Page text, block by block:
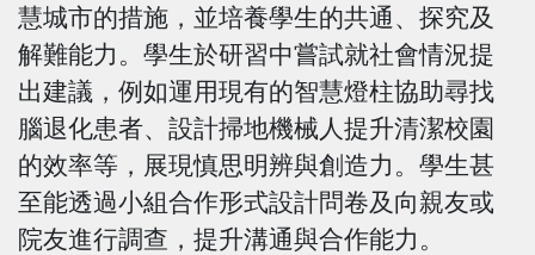
慧城市的措施，並培養學生的共通、探究及
解難能力。學生於研習中嘗試就社會情況提
出建議，例如運用現有的智慧燈柱協助尋找
腦退化患者、設計掃地機械人提升清潔校園
的效率等，展現慎思明辨與創造力。學生甚
至能透過小組合作形式設計問卷及向親友或
院友進行調查，提升溝通與合作能力。